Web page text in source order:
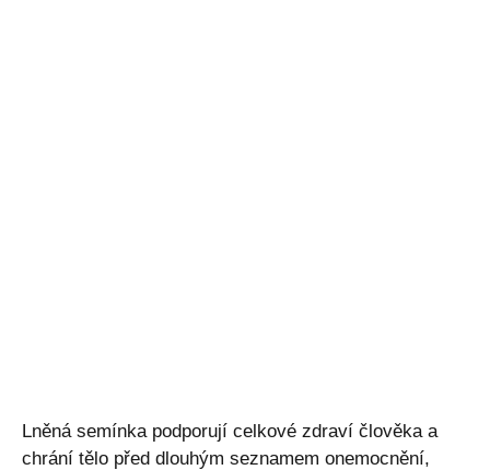
Lněná semínka podporují celkové zdraví člověka a
chrání tělo před dlouhým seznamem onemocnění,